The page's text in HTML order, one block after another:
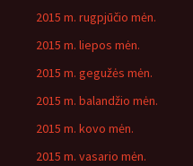
2015 m. rugpjūčio mėn.
2015 m. liepos mėn.
2015 m. gegužės mėn.
2015 m. balandžio mėn.
2015 m. kovo mėn.
2015 m. vasario mėn.